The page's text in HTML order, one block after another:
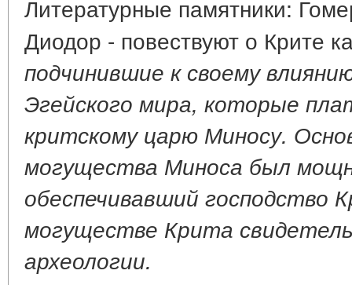
Литературные памятники:
Диодор - повествуют о Крите
подчинившие к своему
Эгейского мира, которые
критскому царю Миносу.
могущества Миноса был
обеспечивавший господство
могуществе Крита
археологии.